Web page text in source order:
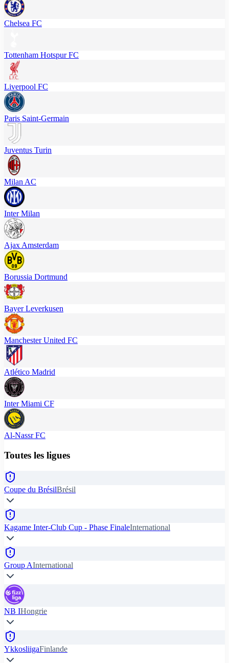
Chelsea FC
Tottenham Hotspur FC
Liverpool FC
Paris Saint-Germain
Juventus Turin
Milan AC
Inter Milan
Ajax Amsterdam
Borussia Dortmund
Bayer Leverkusen
Manchester United FC
Atlético Madrid
Inter Miami CF
Al-Nassr FC
Toutes les ligues
Coupe du BrésilBrésil
Kagame Inter-Club Cup - Phase FinaleInternational
Group AInternational
NB IHongrie
YkkosliigaFinlande